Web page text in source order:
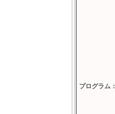
プログラム：